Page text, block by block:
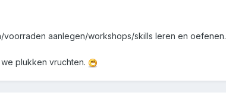
aanlegen/workshops/skills leren en oefenen.
plukken vruchten.